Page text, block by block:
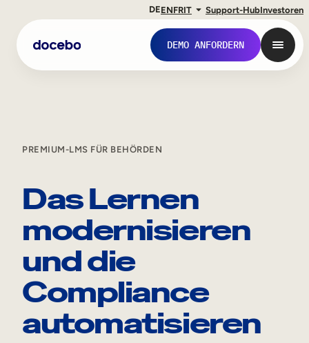
DEENFRIT Support-HubInvestoren
DEMO ANFORDERN
Interne Weiterbildung
Onboarding von Mitarbeitern
Mitarbeiterausbildung
Vertriebsschulungen
PREMIUM-LMS FÜR BEHÖRDEN
Das Lernen
modernisieren
und die
Compliance
automatisieren